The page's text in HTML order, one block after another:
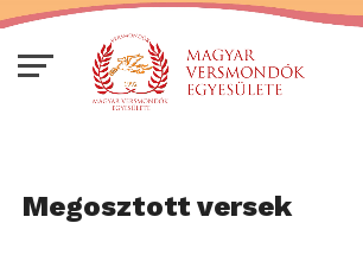
Megosztott versek